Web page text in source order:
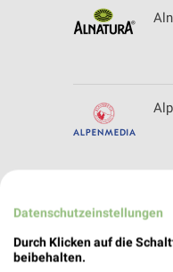
Datenschutzeinstellungen
Durch Klicken auf die
beibehalten.